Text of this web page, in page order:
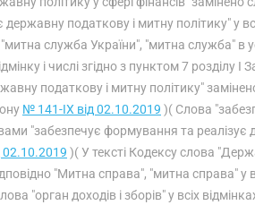
податкову і митну політику" у
служба України", "митна служба" в
і числі згідно з пунктом 7 розділу I
податкову і митну політику"
№ 141-IX від 02.10.2019 )( Слова
"забезпечує формування та реалізує
02.10.2019 )( У тексті Кодексу слова
"Митна справа", "митна справа" у
"орган доходів і зборів" у всіх